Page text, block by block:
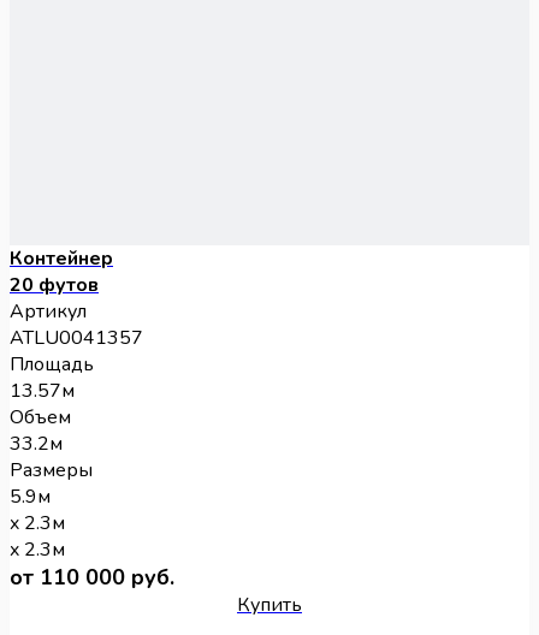
Контейнер
20 футов
Артикул
ATLU0041357
Площадь
13.57м
Объем
33.2м
Размеры
5.9м
x 2.3м
x 2.3м
от 110 000 руб.
Купить